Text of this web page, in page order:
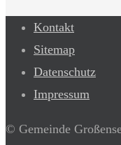
Kontakt
Sitemap
Datenschutz
Impressum
© Gemeinde